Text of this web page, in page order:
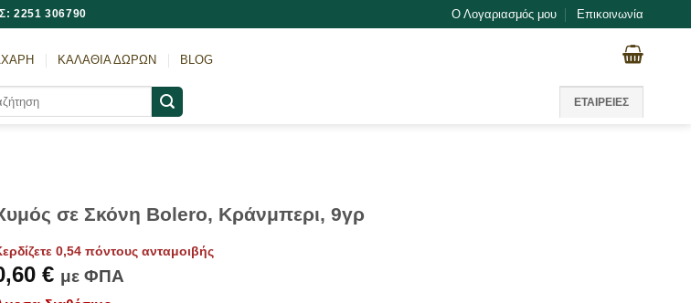
2251 306790 Ο Λογαριασμός μου Επικοινωνία
ΚΑΛΑΘΙΑ ΔΩΡΩΝ BLOG
ΕΤΑΙΡΕΙΕΣ
σε Σκόνη Bolero, Κράνμπερι, 9γρ
0,54 πόντους ανταμοιβής
€ με ΦΠΑ